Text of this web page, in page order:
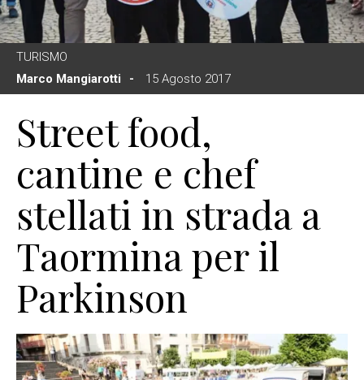
TURISMO
Marco Mangiarotti
15 Agosto 2017
Street food,
cantine e chef
stellati in strada a
Taormina per il
Parkinson